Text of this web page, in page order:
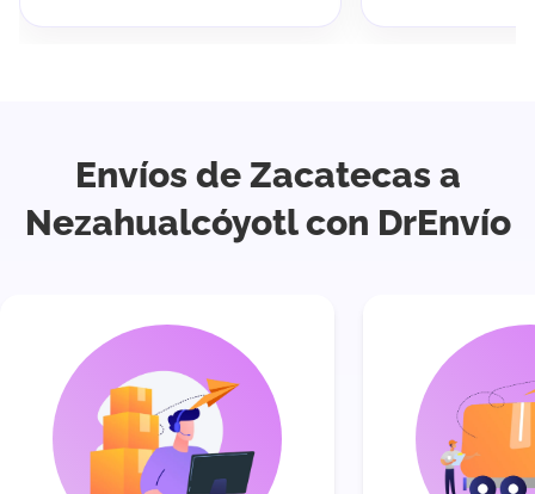
Envíos de Zacatecas a
Nezahualcóyotl con DrEnvío